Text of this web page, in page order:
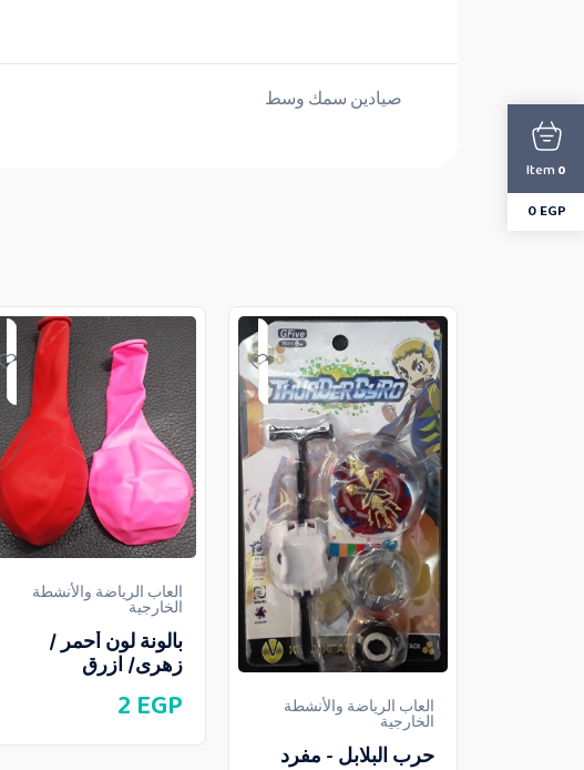
صيادين سمك وسط
العاب الرياضة والأنشطة
الخارجية
حرب البلابل - مفرد
العاب الرياضة والأنشطة
الخارجية
بالونة لون أحمر /
زهرى/ ازرق
2 EGP
0
Item
0EGP